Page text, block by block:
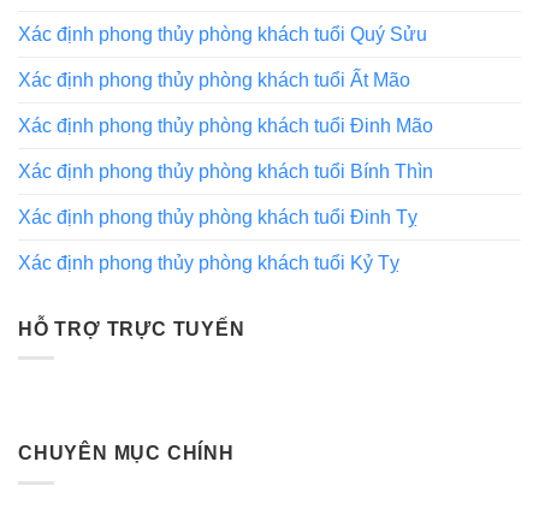
Xác định phong thủy phòng khách tuổi Quý Sửu
Xác định phong thủy phòng khách tuổi Ất Mão
Xác định phong thủy phòng khách tuổi Đinh Mão
Xác định phong thủy phòng khách tuổi Bính Thìn
Xác định phong thủy phòng khách tuổi Đinh Tỵ
Xác định phong thủy phòng khách tuổi Kỷ Tỵ
HỖ TRỢ TRỰC TUYẾN
CHUYÊN MỤC CHÍNH